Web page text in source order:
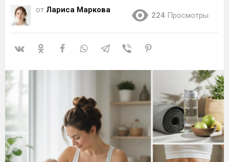
от Лариса Маркова
224 Просмотры